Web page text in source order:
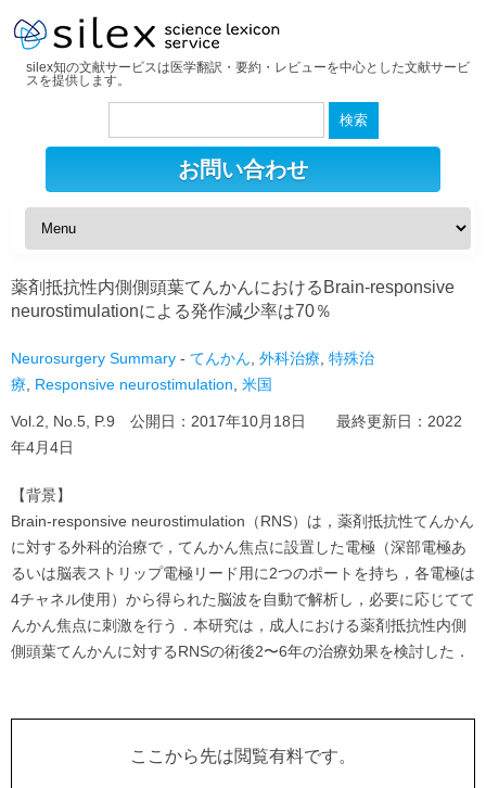
silex知の文献サービスは医学翻訳・要約・レビューを中心とした文献サービ
スを提供します。
検
お問い合わせ
薬剤抵抗性内側側頭葉てんかんにおけるBrain-responsive
neurostimulationによる発作減少率は70％
Neurosurgery Summary - てんかん 外科治療 特殊治
療
Responsive neurostimulation 米国
Vol.2, No.5, P.9 公開日： 2017年10月18日 最終更新日： 2022
年4月4日
【背景】
Brain-responsive neurostimulation（RNS）は，薬剤抵抗性てんかん
に対する外科的治療で，てんかん焦点に設置した電極（深部電極あ
るいは脳表ストリップ電極リード用に2つのポートを持ち，各電極は
4チャネル使用）から得られた脳波を自動で解析し，必要に応じてて
んかん焦点に刺激を行う．本研究は，成人における薬剤抵抗性内側
側頭葉てんかんに対するRNSの術後2〜6年の治療効果を検討した．
ここから先は閲覧有料です。